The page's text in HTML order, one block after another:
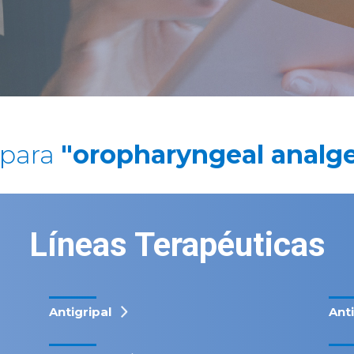
"oropharyngeal
Líneas Terapéuticas
Antigripal